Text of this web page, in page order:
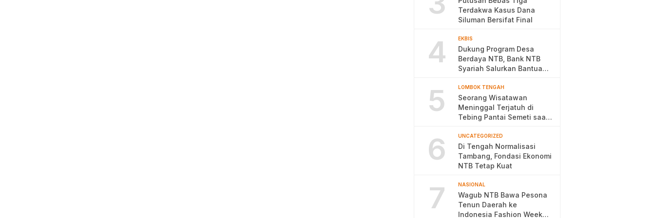
Terdakwa Kasus Dana
Siluman Bersifat Final
4 EKBIS
Dukung Program Desa
Berdaya NTB, Bank NTB
Syariah Salurkan Bantuan
5 LOMBOK TENGAH
Seorang Wisatawan
Meninggal Terjatuh di
Tebing Pantai Semeti saat
6 UNCATEGORIZED
Di Tengah Normalisasi
Tambang, Fondasi Ekonomi
NTB Tetap Kuat
7 NASIONAL
Wagub NTB Bawa Pesona
Tenun Daerah ke
Indonesia Fashion Week